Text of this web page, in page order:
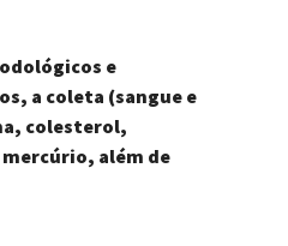
e
a coleta (sangue e
colesterol,
além de